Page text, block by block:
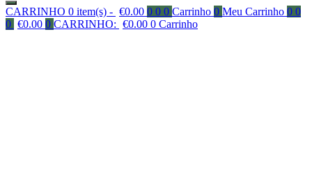
CARRINHO 0 item(s) - €0.00 0 0 0 Carrinho 0 Meu Carrinho 0 0
0 €0.00 0 CARRINHO: €0.00 0 Carrinho